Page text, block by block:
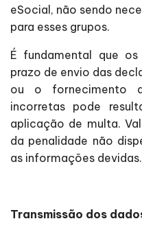
eSocial, não sendo
para esses grupos.
É fundamental que
prazo de envio das
ou o fornecimento
incorretas pode
aplicação de multa.
da penalidade não
as informações devidas.
Transmissão dos